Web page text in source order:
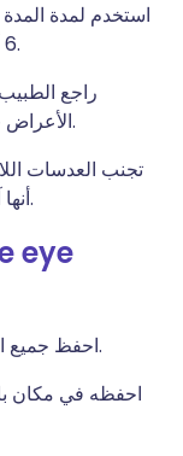
استخدم لمدة
6 أسابيع إلا إذا نصحك طبيبك بخلاف ذلك.
راجع
الأعراض خلال يومين أو ساءت، استشر الطبيب.
تجنب العدسات
أنها آمنة، حيث قد تهيج القطرات العدسات.
eye
احفظ جميع الأدوية بعيدًا عن متناول ورؤية الأطفال.
احفظه في مكان